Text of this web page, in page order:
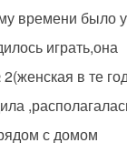
времени было
играть,она
в те
с домом